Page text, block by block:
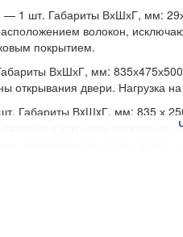
1 шт. Габариты ВхШхГ, мм:
волокон,
покрытием.
ВхШхГ, мм:
открывания двери. Нагрузка на
Габариты ВxШxГ, мм: 835 х
в закрытом положении.
полного выдвижения на
до 30 кг. Габариты ящиков